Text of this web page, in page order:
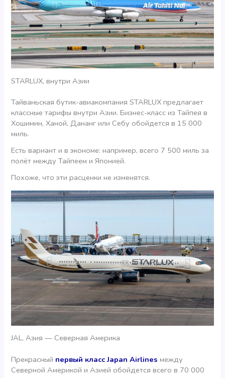
STARLUX, внутри Азии
Тайваньская бутик-авиакомпания STARLUX предлагает
классные тарифы внутри Азии. Бизнес-класс из Тайпея в
Хошимин, Ханой, Дананг или Себу обойдется в 15 000
миль.
Есть вариант и в экономе: например, всего 7 500 миль за
полёт между Тайпеем и Японией.
Похоже, что эти расценки не изменятся.
JAL, Азия — Северная Америка
Прекрасный первый класс Japan Airlines между
Северной Америкой и Азией обойдется всего в 70 000